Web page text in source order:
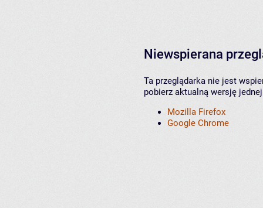
Niewspierana
Ta przeglądarka nie jest
pobierz aktualną wersję
Mozilla Firefox
Google Chrome